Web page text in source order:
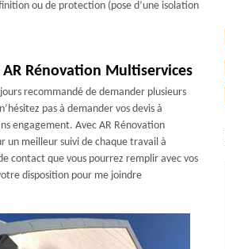
ou de protection (pose d’une isolation
Rénovation Multiservices
recommandé de demander plusieurs
pas à demander vos devis à
engagement. Avec AR Rénovation
un meilleur suivi de chaque travail à
contact que vous pourrez remplir avec vos
disposition pour me joindre